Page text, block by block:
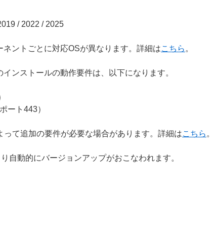
/ 2022 / 2025
ントごとに対応OSが異なります。詳細はこちら 。
ンストールの動作要件は、以下になります。
ート443）
て追加の要件が必要な場合があります。詳細はこちら
自動的にバージョンアップがおこなわれます。